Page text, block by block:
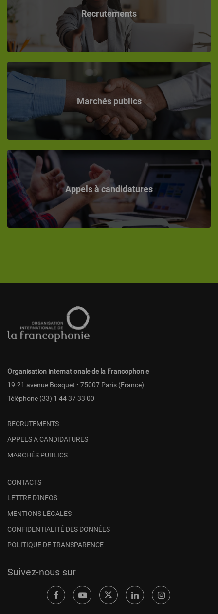
Recrutements
Marchés publics
Appels à candidatures
page
Organisation internationale de la Francophonie
19-21 avenue Bosquet • 75007 Paris (France)
Téléphone (33) 1 44 37 33 00
RECRUTEMENTS
APPELS À CANDIDATURES
MARCHÉS PUBLICS
CONTACTS
LETTRE D'INFOS
MENTIONS LÉGALES
CONFIDENTIALITÉ DES DONNÉES
POLITIQUE DE TRANSPARENCE
Suivez-nous sur